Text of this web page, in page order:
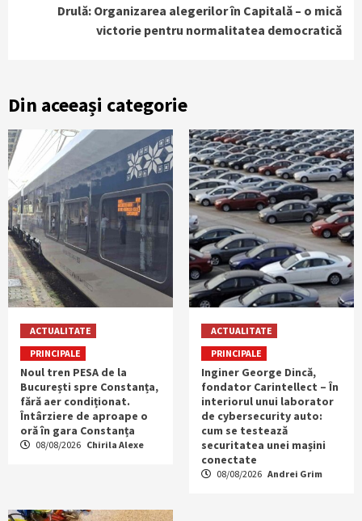
Drulă: Organizarea alegerilor în Capitală – o mică
victorie pentru normalitatea democratică
Din aceeași categorie
ACTUALITATE
PRINCIPALE
Noul tren PESA de la
București spre Constanța,
fără aer condiționat.
Întârziere de aproape o
oră în gara Constanța
08/08/2026 Chirila Alexe
ACTUALITATE
PRINCIPALE
Inginer George Dincă,
fondator Carintellect – În
interiorul unui laborator
de cybersecurity auto:
cum se testează
securitatea unei mașini
conectate
08/08/2026 Andrei Grim